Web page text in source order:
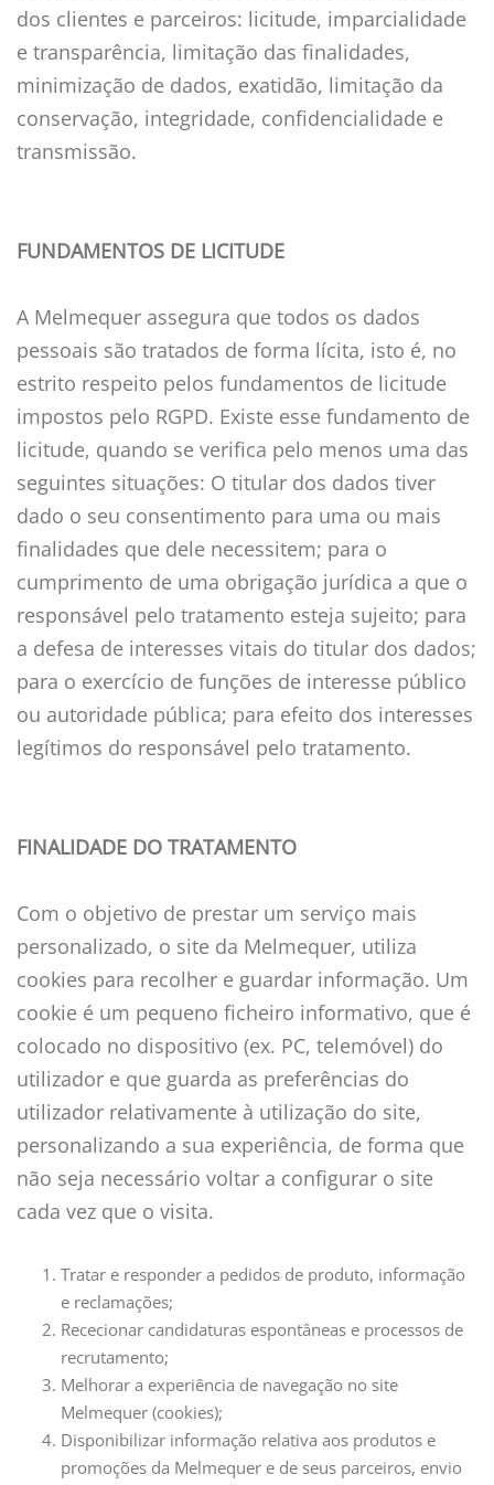
dos clientes e parceiros: licitude, imparcialidade
e transparência, limitação das finalidades,
minimização de dados, exatidão, limitação da
conservação, integridade, confidencialidade e
transmissão.
FUNDAMENTOS DE LICITUDE
A Melmequer assegura que todos os dados
pessoais são tratados de forma lícita, isto é, no
estrito respeito pelos fundamentos de licitude
impostos pelo RGPD. Existe esse fundamento de
licitude, quando se verifica pelo menos uma das
seguintes situações: O titular dos dados tiver
dado o seu consentimento para uma ou mais
finalidades que dele necessitem; para o
cumprimento de uma obrigação jurídica a que o
responsável pelo tratamento esteja sujeito; para
a defesa de interesses vitais do titular dos dados;
para o exercício de funções de interesse público
ou autoridade pública; para efeito dos interesses
legítimos do responsável pelo tratamento.
FINALIDADE DO TRATAMENTO
Com o objetivo de prestar um serviço mais
personalizado, o site da Melmequer, utiliza
cookies para recolher e guardar informação. Um
cookie é um pequeno ficheiro informativo, que é
colocado no dispositivo (ex. PC, telemóvel) do
utilizador e que guarda as preferências do
utilizador relativamente à utilização do site,
personalizando a sua experiência, de forma que
não seja necessário voltar a configurar o site
cada vez que o visita.
Tratar e responder a pedidos de produto, informação
e reclamações;
Rececionar candidaturas espontâneas e processos de
recrutamento;
Melhorar a experiência de navegação no site
Melmequer (cookies);
Disponibilizar informação relativa aos produtos e
promoções da Melmequer e de seus parceiros, envio